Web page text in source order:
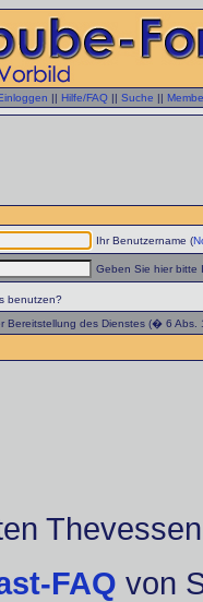
|| Hilfe/FAQ || Suche ||
Ihr Benutzername (
Geben Sie hier bitte
benutzen?
Bereitstellung des Dienstes (� 6
Thevessen
FAQ von